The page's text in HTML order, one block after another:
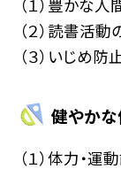
（１）豊かな
（２）読書活動
（３）いじめ
健やか
（１）体力・